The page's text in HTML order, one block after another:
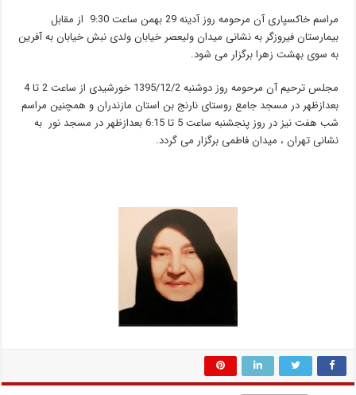
مراسم خاکسپاری آن مرحومه روز آدینه 29 بهمن ساعت 9:30 از مقابل
بیمارستان فیروزگر به نشانی میدان ولیعصر خیابان ولدی نبش خیابان به آفرین
به سوی بهشت زهرا برگزار می شود.
مجلس ترحیم آن مرحومه روز دوشنبه 1395/12/2 خورشیدی از ساعت 2 تا 4
بعدازظهر در مسجد جامع روستای نارنج بن استان مازندران و همچنین مراسم
شب هفت نیز در روز پنجشنبه ساعت 5 تا 6:15 بعدازظهر در مسجد نور به
نشانی تهران ، میدان فاطمی برگزار می گردد.